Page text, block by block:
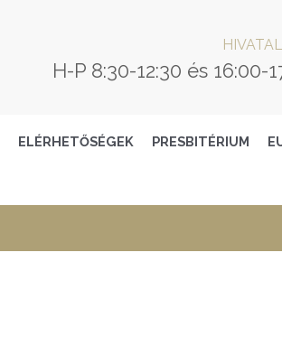
H-P 8:30-12:30 és 16:00-
ELÉRHETŐSÉGEK PRESBITÉRIUM